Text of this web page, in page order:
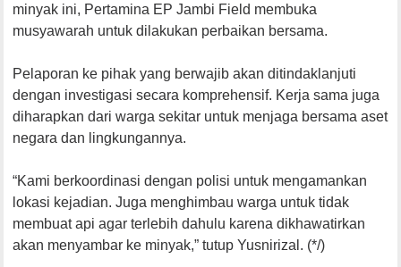
minyak ini, Pertamina EP Jambi Field membuka
musyawarah untuk dilakukan perbaikan bersama.
Pelaporan ke pihak yang berwajib akan ditindaklanjuti
dengan investigasi secara komprehensif. Kerja sama juga
diharapkan dari warga sekitar untuk menjaga bersama aset
negara dan lingkungannya.
“Kami berkoordinasi dengan polisi untuk mengamankan
lokasi kejadian. Juga menghimbau warga untuk tidak
membuat api agar terlebih dahulu karena dikhawatirkan
akan menyambar ke minyak,” tutup Yusnirizal. (*/)